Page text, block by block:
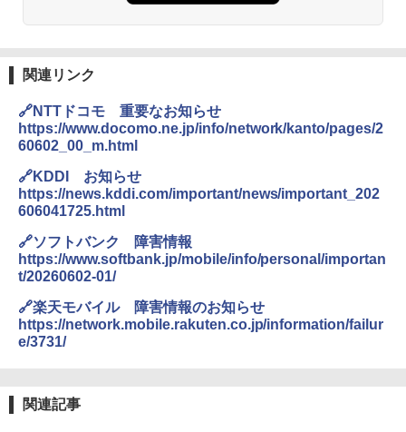
関連リンク
🔗NTTドコモ 重要なお知らせ
https://www.docomo.ne.jp/info/network/kanto/pages/2
60602_00_m.html
🔗KDDI お知らせ
https://news.kddi.com/important/news/important_202
606041725.html
🔗ソフトバンク 障害情報
https://www.softbank.jp/mobile/info/personal/importan
t/20260602-01/
🔗楽天モバイル 障害情報のお知らせ
https://network.mobile.rakuten.co.jp/information/failur
e/3731/
関連記事